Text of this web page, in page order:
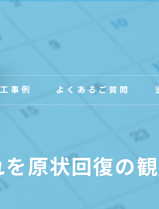
事例 よくあるご質問
原状回復の